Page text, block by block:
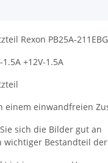
Rexon PB25A-211EBG
+12V-1.5A
einem einwandfreien
sich die Bilder gut an
Bestandteil der